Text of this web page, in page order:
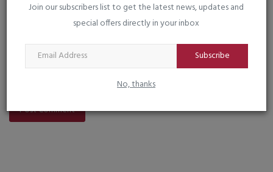
Join our subscribers list to get the latest news, updates and
special offers directly in your inbox
Subscribe
No, thanks
Post Comment